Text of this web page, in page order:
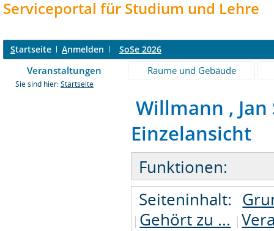
Serviceportal für Studium und Lehre
Startseite Anmelden SoSe 2026
Veranstaltungen Räume und Gebäude
Sie sind hier: Startseite
Willmann ,
Einzelansicht
Funktionen:
Seiteninhalt:
Gehört zu ...